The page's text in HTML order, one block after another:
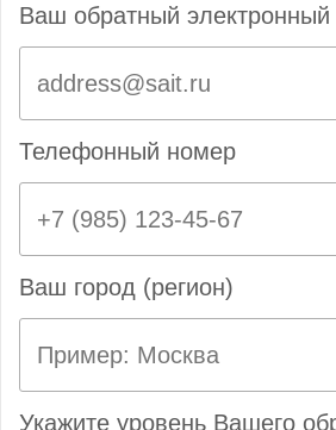
Ваш обратный электронный
Телефонный номер
Ваш город (регион)
Укажите уровень Вашего